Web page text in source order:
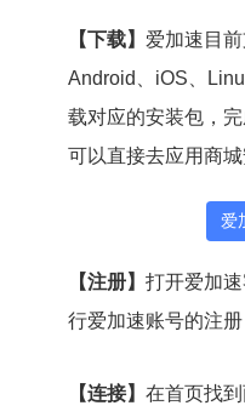
【下载】 爱加速目
Android、iOS、
载对应的安装包，
可以直接去应用商城
爱
【注册】 打开爱加
行爱加速账号的注册
【连接】 在首页找